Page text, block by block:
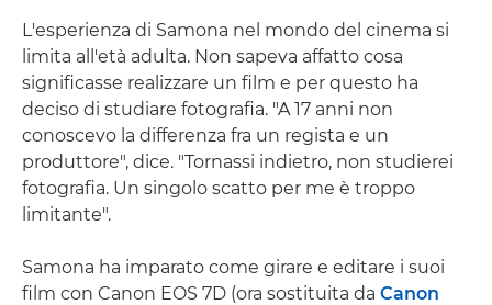
L'esperienza di Samona nel mondo del cinema si
limita all'età adulta. Non sapeva affatto cosa
significasse realizzare un film e per questo ha
deciso di studiare fotografia. "A 17 anni non
conoscevo la differenza fra un regista e un
produttore", dice. "Tornassi indietro, non studierei
fotografia. Un singolo scatto per me è troppo
limitante".
Samona ha imparato come girare e editare i suoi
film con Canon EOS 7D (ora sostituita da Canon